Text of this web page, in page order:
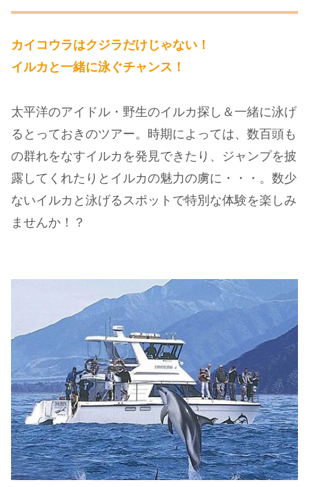
カイコウラはクジラだけじゃない！
イルカと一緒に泳ぐチャンス！
太平洋のアイドル・野生のイルカ探し＆一緒に泳げ
るとっておきのツアー。時期によっては、数百頭も
の群れをなすイルカを発見できたり、ジャンプを披
露してくれたりとイルカの魅力の虜に・・・。数少
ないイルカと泳げるスポットで特別な体験を楽しみ
ませんか！？